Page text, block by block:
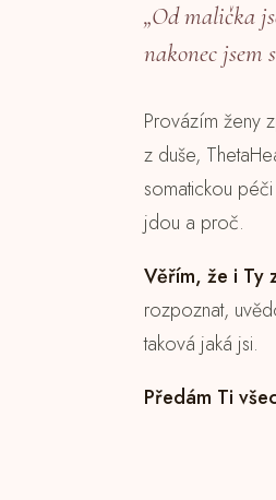
„Od malička
nakonec jsem
Provázím ženy
z duše,
somatickou
jdou a proč.
Věřím, že i Ty
rozpoznat,
taková jaká jsi.
Předám Ti